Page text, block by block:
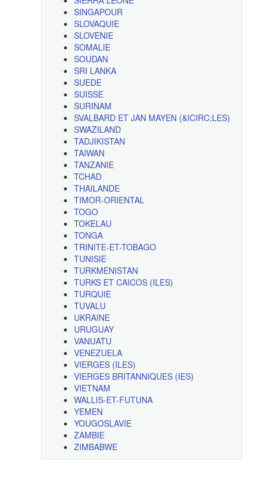
SINGAPOUR
SLOVAQUIE
SLOVENIE
SOMALIE
SOUDAN
SRI LANKA
SUEDE
SUISSE
SURINAM
SVALBARD ET JAN MAYEN (&ICIRC;LES)
SWAZILAND
TADJIKISTAN
TAIWAN
TANZANIE
TCHAD
THAILANDE
TIMOR-ORIENTAL
TOGO
TOKELAU
TONGA
TRINITE-ET-TOBAGO
TUNISIE
TURKMENISTAN
TURKS ET CAICOS (ILES)
TURQUIE
TUVALU
UKRAINE
URUGUAY
VANUATU
VENEZUELA
VIERGES (ILES)
VIERGES BRITANNIQUES (IES)
VIETNAM
WALLIS-ET-FUTUNA
YEMEN
YOUGOSLAVIE
ZAMBIE
ZIMBABWE